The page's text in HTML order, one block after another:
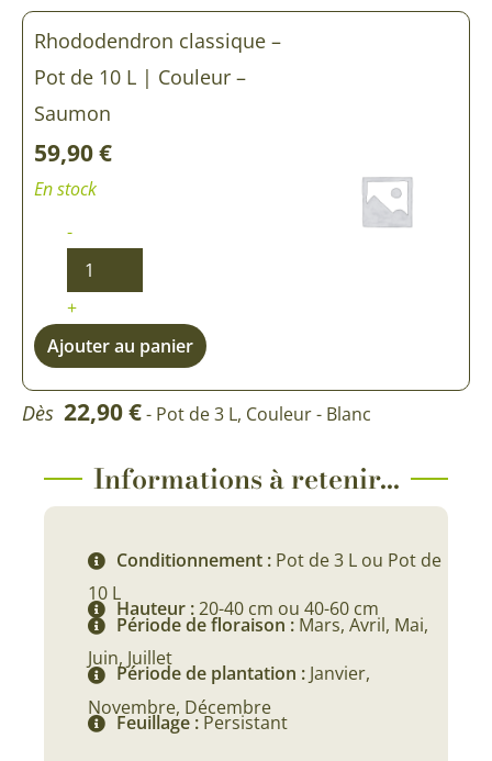
Rhododendron classique –
Pot de 10 L | Couleur –
Saumon
59,90€
En stock
-
+
Ajouter au panier
Dès 22,90€- Pot de 3 L, Couleur - Blanc
Informations à retenir...
Conditionnement : Pot de 3 L ou Pot de
10 L
Hauteur :20-40 cm ou 40-60 cm
Période de floraison : Mars, Avril, Mai,
Juin, Juillet
Période de plantation : Janvier,
Novembre, Décembre
Feuillage :Persistant